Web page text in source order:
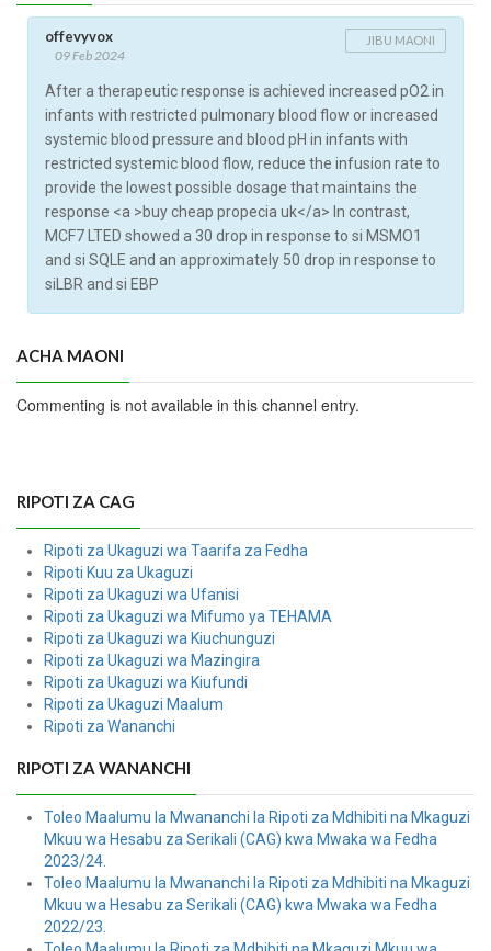
offevyvox JIBU MAONI
09 Feb 2024
After a therapeutic response is achieved increased pO2 in
infants with restricted pulmonary blood flow or increased
systemic blood pressure and blood pH in infants with
restricted systemic blood flow, reduce the infusion rate to
provide the lowest possible dosage that maintains the
response <a >buy cheap propecia uk</a> In contrast,
MCF7 LTED showed a 30 drop in response to si MSMO1
and si SQLE and an approximately 50 drop in response to
siLBR and si EBP
ACHA MAONI
Commenting is not available in this channel entry.
RIPOTI ZA CAG
Ripoti za Ukaguzi wa Taarifa za Fedha
Ripoti Kuu za Ukaguzi
Ripoti za Ukaguzi wa Ufanisi
Ripoti za Ukaguzi wa Mifumo ya TEHAMA
Ripoti za Ukaguzi wa Kiuchunguzi
Ripoti za Ukaguzi wa Mazingira
Ripoti za Ukaguzi wa Kiufundi
Ripoti za Ukaguzi Maalum
Ripoti za Wananchi
RIPOTI ZA WANANCHI
Toleo Maalumu la Mwananchi la Ripoti za Mdhibiti na Mkaguzi
Mkuu wa Hesabu za Serikali (CAG) kwa Mwaka wa Fedha
2023/24.
Toleo Maalumu la Mwananchi la Ripoti za Mdhibiti na Mkaguzi
Mkuu wa Hesabu za Serikali (CAG) kwa Mwaka wa Fedha
2022/23.